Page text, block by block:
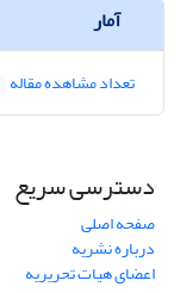
آمار
تعداد مشاهده مقاله
دسترسی سریع
صفحه اصلی
درباره نشریه
اعضای هیات تحریریه